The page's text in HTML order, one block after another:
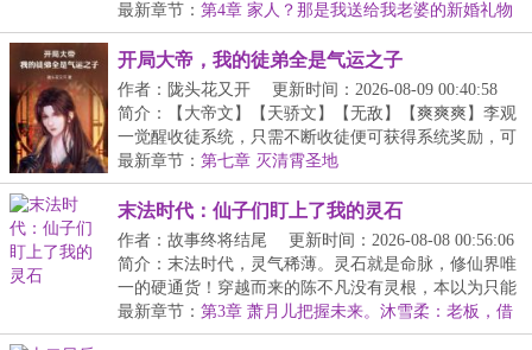
到...
最新章节： 第4章 家人？那是我送给我老婆的新婚礼物
开局大帝，我的徒弟全是气运之子
作者：陇头花又开
更新时间：2026-08-09 00:40:58
简介：【大帝文】【天骄文】【无敌】【爽爽爽】李观
一觉醒收徒系统，只需不断收徒便可获得系统奖励，可
他...
最新章节： 第七章 灭清霄圣地
末法时代：仙子们盯上了我的灵石
作者：故事终将结尾
更新时间：2026-08-08 00:56:06
简介：末法时代，灵气稀薄。灵石就是命脉，修仙界唯
一的硬通货！穿越而来的陈不凡没有灵根，本以为只能
当...
最新章节： 第3章 萧月儿把握未来。沐雪柔：老板，借
一万灵石，进屋详谈？